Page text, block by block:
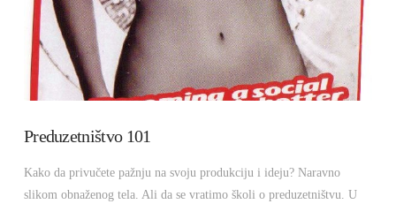
Preduzetništvo 101
Kako da privučete pažnju na svoju produkciju i ideju? Naravno
slikom obnaženog tela. Ali da se vratimo školi o preduzetništvu. U